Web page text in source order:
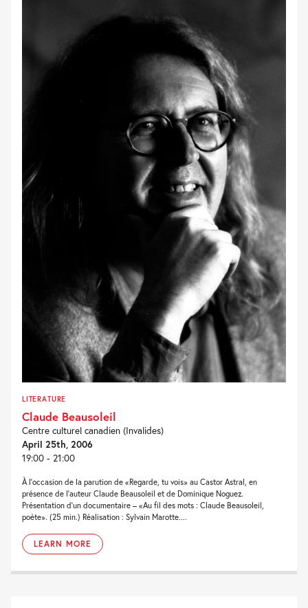
LITERATURE
Claude Beausoleil
Centre culturel canadien (Invalides)
April 25th, 2006
19:00 - 21:00
À l’occasion de la parution de «Regarde, tu vois» au Castor Astral, en
présence de l’auteur Claude Beausoleil et de Dominique Noguez.
Présentation d’un documentaire – «Au fil des mots : Claude Beausoleil,
poète». (25 min.) Réalisation : Sylvain Marotte....
LEARN MORE